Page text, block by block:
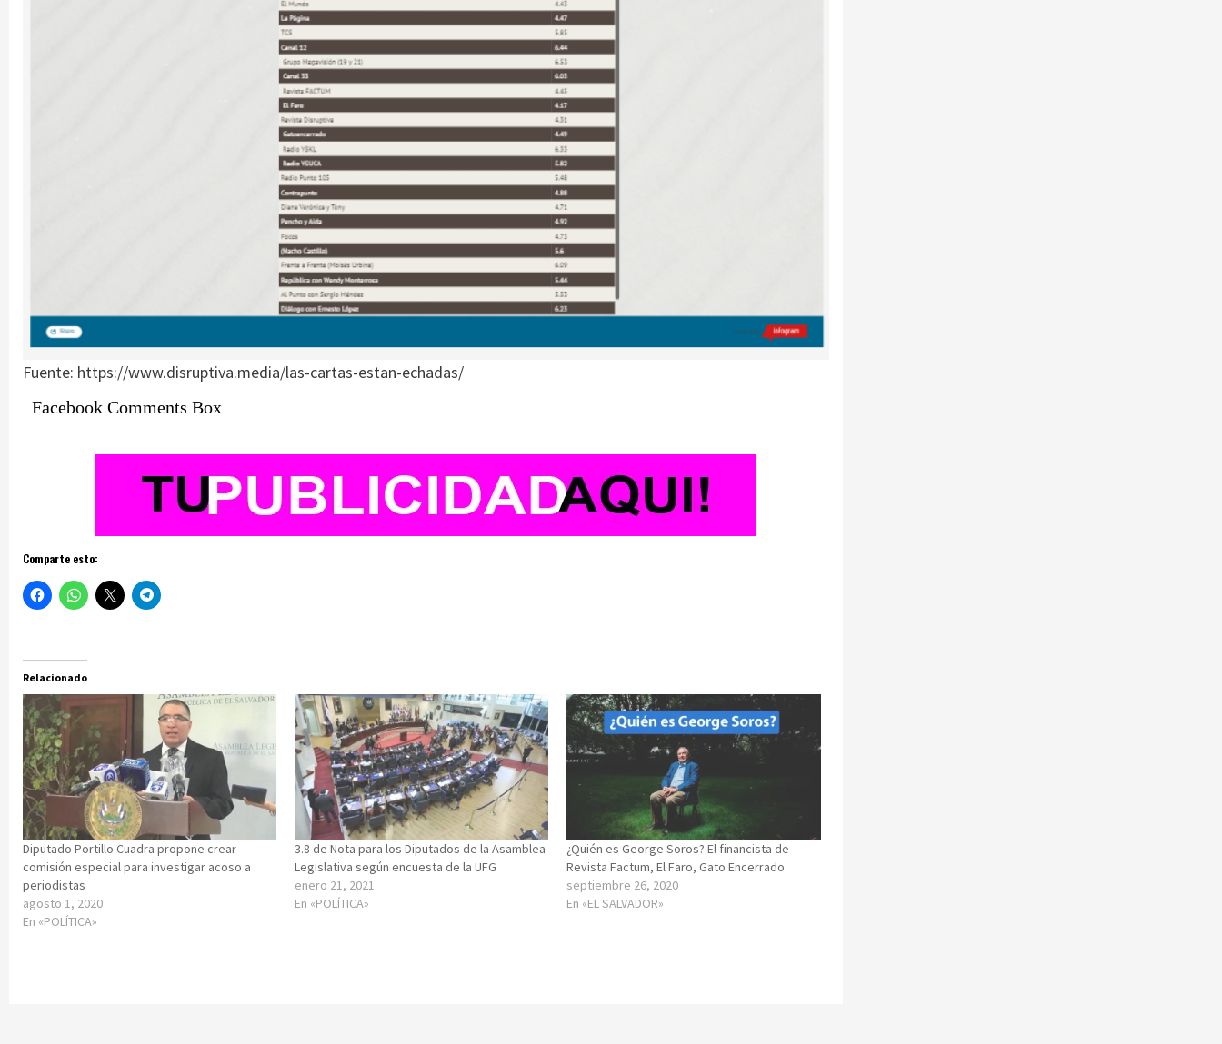
Fuente: https://www.disruptiva.media/las-cartas-estan-echadas/
Facebook Comments Box
Comparte esto:
Relacionado
Diputado Portillo Cuadra propone crear
comisión especial para investigar acoso a
periodistas
agosto 1, 2020
En «POLÍTICA»
3.8 de Nota para los Diputados de la Asamblea
Legislativa según encuesta de la UFG
enero 21, 2021
En «POLÍTICA»
¿Quién es George Soros? El financista de
Revista Factum, El Faro, Gato Encerrado
septiembre 26, 2020
En «EL SALVADOR»